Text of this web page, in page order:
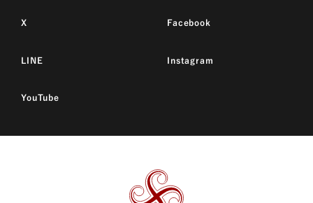
X Facebook
LINE Instagram
YouTube